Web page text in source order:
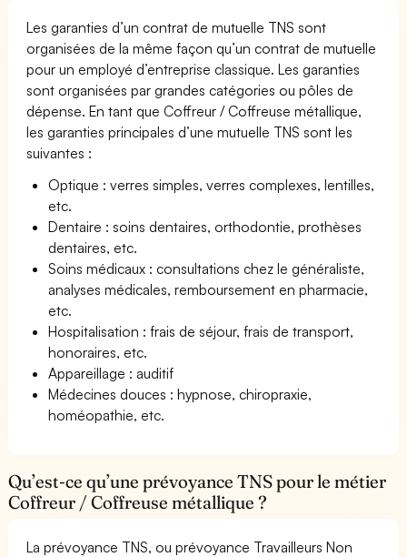
Les garanties d’un contrat de mutuelle TNS sont
organisées de la même façon qu’un contrat de mutuelle
pour un employé d’entreprise classique. Les garanties
sont organisées par grandes catégories ou pôles de
dépense. En tant que Coffreur / Coffreuse métallique,
les garanties principales d’une mutuelle TNS sont les
suivantes :
Optique : verres simples, verres complexes, lentilles,
etc.
Dentaire : soins dentaires, orthodontie, prothèses
dentaires, etc.
Soins médicaux : consultations chez le généraliste,
analyses médicales, remboursement en pharmacie,
etc.
Hospitalisation : frais de séjour, frais de transport,
honoraires, etc.
Appareillage : auditif
Médecines douces : hypnose, chiropraxie,
homéopathie, etc.
Qu’est-ce qu’une prévoyance TNS pour le métier
Coffreur / Coffreuse métallique ?
La prévoyance TNS, ou prévoyance Travailleurs Non